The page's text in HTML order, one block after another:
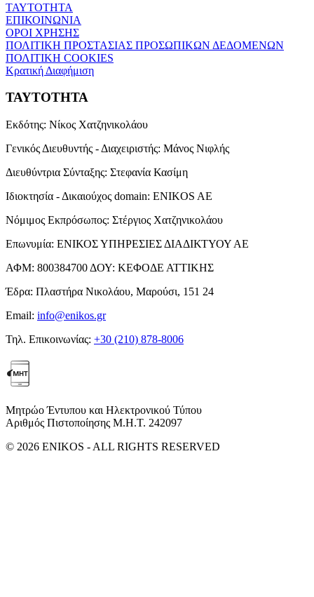
ΤΑΥΤΟΤΗΤΑ
ΕΠΙΚΟΙΝΩΝΙΑ
ΟΡΟΙ ΧΡΗΣΗΣ
ΠΟΛΙΤΙΚΗ ΠΡΟΣΤΑΣΙΑΣ ΠΡΟΣΩΠΙΚΩΝ ΔΕΔΟΜΕΝΩΝ
ΠΟΛΙΤΙΚΗ COOKIES
Κρατική Διαφήμιση
ΤΑΥΤΟΤΗΤΑ
Εκδότης: Νίκος Χατζηνικολάου
Γενικός Διευθυντής - Διαχειριστής: Μάνος Νιφλής
Διευθύντρια Σύνταξης: Στεφανία Κασίμη
Ιδιοκτησία - Δικαιούχος domain: ENIKOS AE
Νόμιμος Εκπρόσωπος: Στέργιος Χατζηνικολάου
Επωνυμία: ΕΝΙΚΟΣ ΥΠΗΡΕΣΙΕΣ ΔΙΑΔΙΚΤΥΟΥ ΑΕ
ΑΦΜ: 800384700 ΔΟΥ: ΚΕΦΟΔΕ ΑΤΤΙΚΗΣ
Έδρα: Πλαστήρα Νικολάου, Μαρούσι, 151 24
Email: info@enikos.gr
Τηλ. Επικοινωνίας: +30 (210) 878-8006
Μητρώο Έντυπου και Ηλεκτρονικού Τύπου
Αριθμός Πιστοποίησης Μ.Η.Τ. 242097
© 2026 ENIKOS - ALL RIGHTS RESERVED